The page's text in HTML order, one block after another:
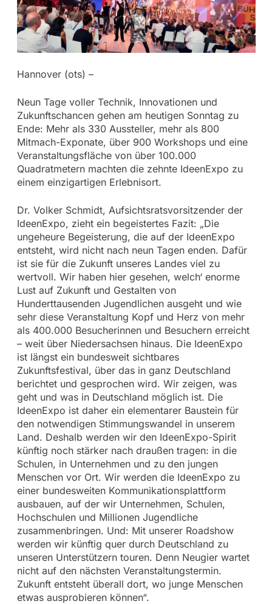
Hannover (ots) –
Neun Tage voller Technik, Innovationen und
Zukunftschancen gehen am heutigen Sonntag zu
Ende: Mehr als 330 Aussteller, mehr als 800
Mitmach-Exponate, über 900 Workshops und eine
Veranstaltungsfläche von über 100.000
Quadratmetern machten die zehnte IdeenExpo zu
einem einzigartigen Erlebnisort.
Dr. Volker Schmidt, Aufsichtsratsvorsitzender der
IdeenExpo, zieht ein begeistertes Fazit: „Die
ungeheure Begeisterung, die auf der IdeenExpo
entsteht, wird nicht nach neun Tagen enden. Dafür
ist sie für die Zukunft unseres Landes viel zu
wertvoll. Wir haben hier gesehen, welch‘ enorme
Lust auf Zukunft und Gestalten von
Hunderttausenden Jugendlichen ausgeht und wie
sehr diese Veranstaltung Kopf und Herz von mehr
als 400.000 Besucherinnen und Besuchern erreicht
– weit über Niedersachsen hinaus. Die IdeenExpo
ist längst ein bundesweit sichtbares
Zukunftsfestival, über das in ganz Deutschland
berichtet und gesprochen wird. Wir zeigen, was
geht und was in Deutschland möglich ist. Die
IdeenExpo ist daher ein elementarer Baustein für
den notwendigen Stimmungswandel in unserem
Land. Deshalb werden wir den IdeenExpo-Spirit
künftig noch stärker nach draußen tragen: in die
Schulen, in Unternehmen und zu den jungen
Menschen vor Ort. Wir werden die IdeenExpo zu
einer bundesweiten Kommunikationsplattform
ausbauen, auf der wir Unternehmen, Schulen,
Hochschulen und Millionen Jugendliche
zusammenbringen. Und: Mit unserer Roadshow
werden wir künftig quer durch Deutschland zu
unseren Unterstützern touren. Denn Neugier wartet
nicht auf den nächsten Veranstaltungstermin.
Zukunft entsteht überall dort, wo junge Menschen
etwas ausprobieren können“.